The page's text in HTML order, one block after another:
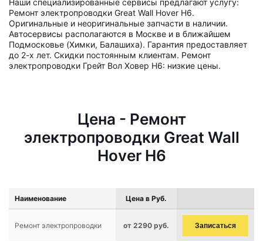
Наши специализированные сервисы предлагают услугу:
Ремонт электропроводки Great Wall Hover H6.
Оригинальные и неоригинальные запчасти в наличии.
Автосервисы располагаются в Москве и в ближайшем
Подмосковье (Химки, Балашиха). Гарантия предоставляет
до 2-х лет. Скидки постоянным клиентам. Ремонт
электропроводки Грейт Вол Ховер Н6: низкие цены.
Цена - Ремонт
электропроводки Great Wall
Hover H6
Наименование Цена в Руб.
Ремонт электропроводки от 2290 руб. Записаться